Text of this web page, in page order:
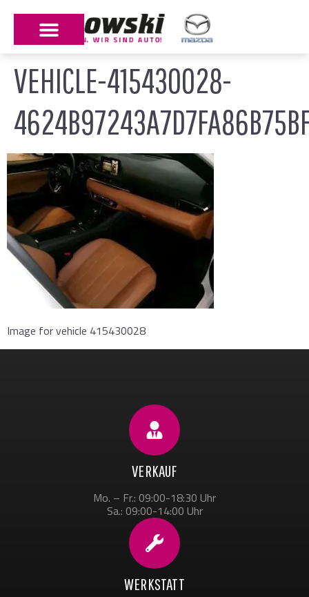
VEHICLE-415430028-
Image for vehicle 415430028
VERKAUF
Mo. – Fr.: 09:00-18:30 Uhr
Sa.: 09:00-14:00 Uhr
WERKSTATT